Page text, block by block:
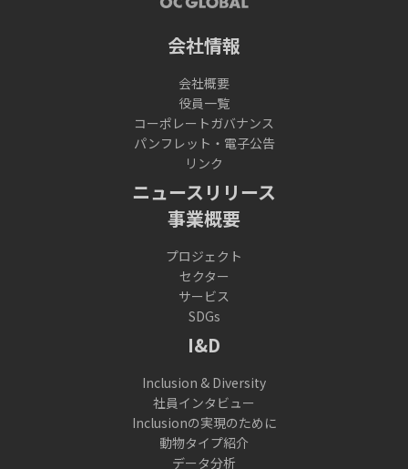
会社情報
会社概要
役員一覧
コーポレートガバナンス
パンフレット・電子公告
リンク
ニュースリリース
事業概要
プロジェクト
セクター
サービス
SDGs
I&D
Inclusion & Diversity
社員インタビュー
Inclusionの実現のために
動物タイプ紹介
データ分析